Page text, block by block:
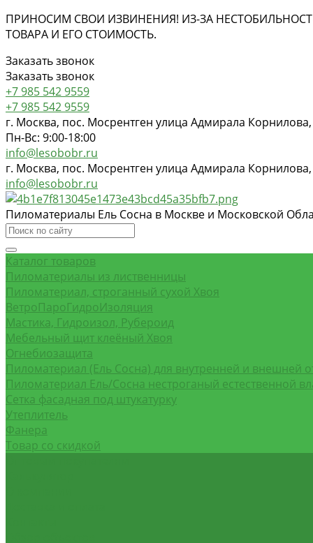
ПРИНОСИМ СВОИ ИЗВИНЕНИЯ! ИЗ-ЗА
ТОВАРА И ЕГО СТОИМОСТЬ.
Заказать звонок
Заказать звонок
+7 985 542 9559
+7 985 542 9559
г. Москва, пос. Мосрентген улица Адмирала
Пн-Вс: 9:00-18:00
info@lesobobr.ru
г. Москва, пос. Мосрентген улица Адмирала
info@lesobobr.ru
Пиломатериалы Ель Сосна в Москве и Московской
Каталог товаров
Пиломатериалы из лиственницы
Пиломатериал, строганный сухой Хвоя
ВетроПароГидроИзоляция
Мастика, Гидроизол, Рубероид
Мебельный щит клеёный Хвоя
Огнебиозащита
Пиломатериал (Ель Сосна) для внутренней и внешней
Пиломатериал Ель/Сосна нестроганый естественной
Сетка фасадная под штукатурку
Утеплитель
Фанера
Товар со скидкой